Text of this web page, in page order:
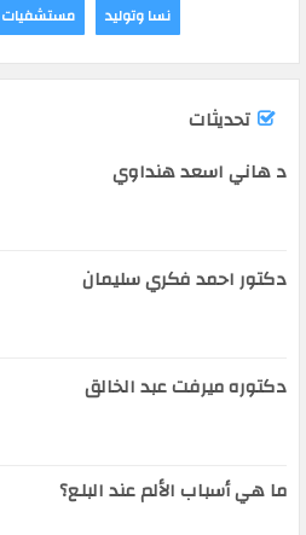
مستشفيات نسا وتوليد
تحديثات
د هاني اسعد هنداوي
دكتور احمد فكري سليمان
دكتوره ميرفت عبد الخالق
ما هي أسباب الألم عند البلع؟